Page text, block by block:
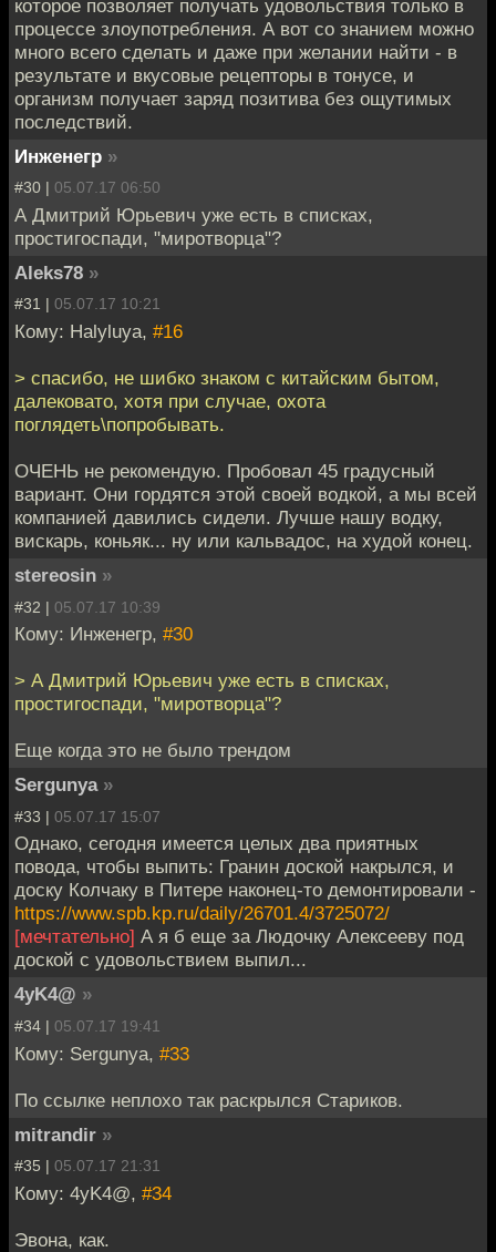
которое позволяет получать удовольствия только в
процессе злоупотребления. А вот со знанием можно
много всего сделать и даже при желании найти - в
результате и вкусовые рецепторы в тонусе, и
организм получает заряд позитива без ощутимых
последствий.
Инженегр »
#30 | 05.07.17 06:50
А Дмитрий Юрьевич уже есть в списках,
простигоспади, "миротворца"?
Aleks78 »
#31 | 05.07.17 10:21
Кому: Halyluya, #16
> спасибо, не шибко знаком с китайским бытом,
далековато, хотя при случае, охота
поглядеть\попробывать.
ОЧЕНЬ не рекомендую. Пробовал 45 градусный
вариант. Они гордятся этой своей водкой, а мы всей
компанией давились сидели. Лучше нашу водку,
вискарь, коньяк... ну или кальвадос, на худой конец.
stereosin »
#32 | 05.07.17 10:39
Кому: Инженегр, #30
> А Дмитрий Юрьевич уже есть в списках,
простигоспади, "миротворца"?
Еще когда это не было трендом
Sergunya »
#33 | 05.07.17 15:07
Однако, сегодня имеется целых два приятных
повода, чтобы выпить: Гранин доской накрылся, и
доску Колчаку в Питере наконец-то демонтировали -
https://www.spb.kp.ru/daily/26701.4/3725072/
[мечтательно] А я б еще за Людочку Алексееву под
доской с удовольствием выпил...
4yK4@ »
#34 | 05.07.17 19:41
Кому: Sergunya, #33
По ссылке неплохо так раскрылся Стариков.
mitrandir »
#35 | 05.07.17 21:31
Кому: 4yK4@, #34
Эвона, как.